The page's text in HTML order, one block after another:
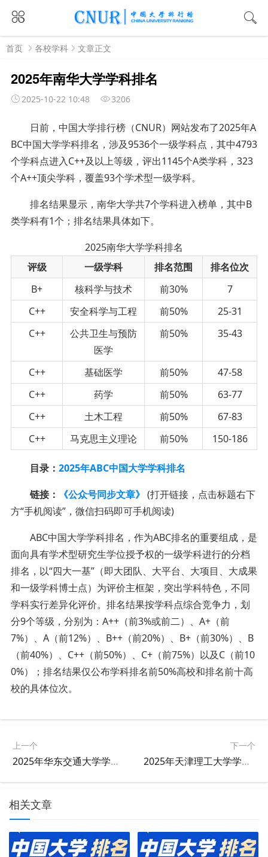
首页 各校学科 文章正文
2025年南华大学学科排名
2025-10-22 10:48 3206
日前，中国大学排行榜（CNUR）网站发布了2025年A
BC中国大学学科排名，涉及9536个一级学科点，其中4793
个学科点进入C++及以上等级，评出1145个A类学科，323
个A++顶尖学科，覆盖93个学术型一级学科。
排名结果显示，南华大学共7个学科进入榜单，其中B
类学科有1个；排名结果具体如下。
2025南华大学学科排名
评级
一级学科 排名范围
排名位次
B+
核科学与技术 前30%
7
C++
安全科学与工程 前50%
25-31
C++
公共卫生与预防
医学
前50% 35-43
C++ 基础医学 前50%
47-58
C++
药学 前50%
63-77
C++
土木工程 前50%
67-83
C++
马克思主义理论 前50% 150-186
目录： 2025年ABC中国大学学科排名
链接：
《公众号同步文章》 (打开链接，点击标题右下
方“手机阅读”，微信扫码即可手机阅读)
ABC中国大学学科排名，作为ABC排名的重要组成，是
面向具有学术型研究生学位授予权的一级学科进行的分档
排名，以“四大一基”（即大团队、大平台、大项目、大成果
和一级学科博士点）为评价主框架，突出学科特色，不同
学科实行差异化评价。排名结果按学科点综合竞争力，划
分9个等级，分别为：A++（前3%或前二）、A+（前
7%）、A（前12%）、B++（前20%）、B+（前30%）、B
（前40%）、C++（前50%）、C+（前75%）以及C（前10
0%）；排名结果仅公布学科排名前50%高校和排名前十高
校的具体位次。
上一个
2025年华东交通大学学科排名
下一个
2025年天津理工大学学科排名
相关文章